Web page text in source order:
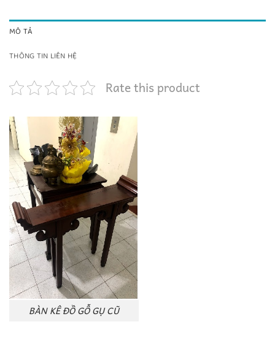
MÔ TẢ
THÔNG TIN LIÊN HỆ
Rate this product
BÀN KÊ ĐỒ GỖ GỤ CŨ